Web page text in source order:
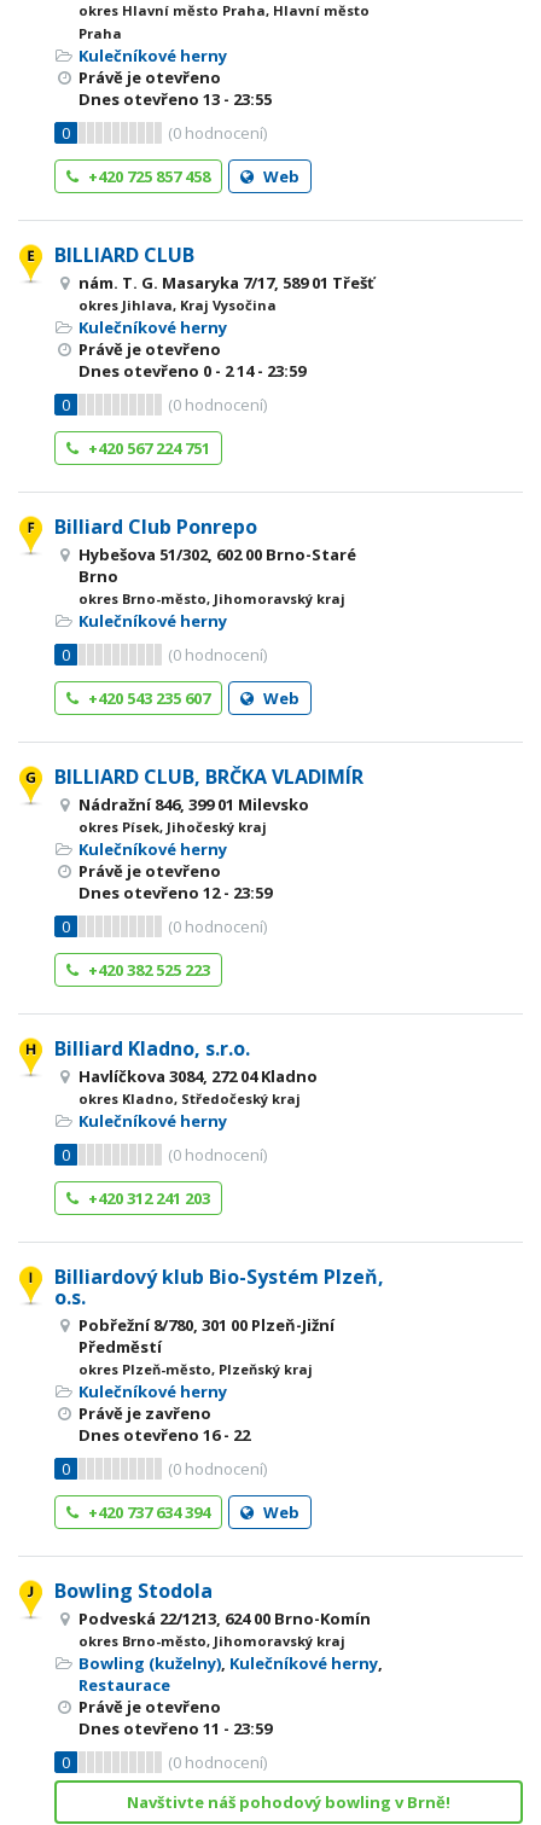
okres Hlavní město Praha, Hlavní město
Praha
Kulečníkové herny
Právě je otevřeno
Dnes otevřeno 13 - 23:55
0
(0 hodnocení)
+420 725 857 458
Web
BILLIARD CLUB
nám. T. G. Masaryka 7/17, 589 01 Třešť
okres Jihlava, Kraj Vysočina
Kulečníkové herny
Právě je otevřeno
Dnes otevřeno 0 - 214 - 23:59
0
(0 hodnocení)
+420 567 224 751
Billiard Club Ponrepo
Hybešova 51/302, 602 00 Brno-Staré
Brno
okres Brno-město, Jihomoravský kraj
Kulečníkové herny
0
(0 hodnocení)
+420 543 235 607
Web
BILLIARD CLUB, BRČKA VLADIMÍR
Nádražní 846, 399 01 Milevsko
okres Písek, Jihočeský kraj
Kulečníkové herny
Právě je otevřeno
Dnes otevřeno 12 - 23:59
0
(0 hodnocení)
+420 382 525 223
Billiard Kladno, s.r.o.
Havlíčkova 3084, 272 04 Kladno
okres Kladno, Středočeský kraj
Kulečníkové herny
0
(0 hodnocení)
+420 312 241 203
Billiardový klub Bio-Systém Plzeň,
o.s.
Pobřežní 8/780, 301 00 Plzeň-Jižní
Předměstí
okres Plzeň-město, Plzeňský kraj
Kulečníkové herny
Právě je zavřeno
Dnes otevřeno 16 - 22
0
(0 hodnocení)
+420 737 634 394
Web
Bowling Stodola
Podveská 22/1213, 624 00 Brno-Komín
okres Brno-město, Jihomoravský kraj
Bowling (kuželny), Kulečníkové herny,
Restaurace
Právě je otevřeno
Dnes otevřeno 11 - 23:59
0
(0 hodnocení)
Navštivte náš pohodový bowling v Brně!